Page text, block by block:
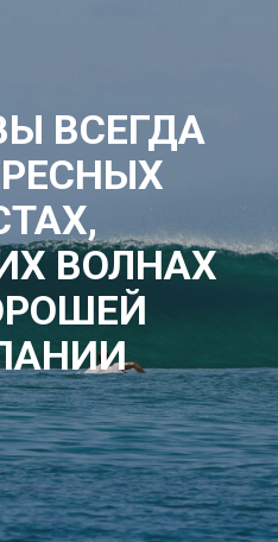
ВСЕГДА
ВОЛНАХ